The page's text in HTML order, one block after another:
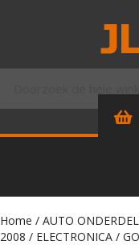
Home / AUTO
2008 / ELECTRONICA /